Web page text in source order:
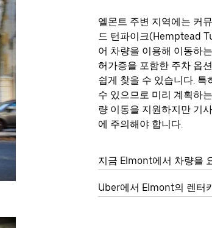
엘몬트 주변 지역에는 커
드 턴파이크(Hemptead
어 차량을 이용해 이동하
허가증을 포함한 주차 옵
쉽게 찾을 수 있습니다.
수 있으므로 미리 계획하
량 이동을 지원하지만 기
에 주의해야 합니다.
지금 Elmont에서 차량을
Uber에서 Elmont의 렌터